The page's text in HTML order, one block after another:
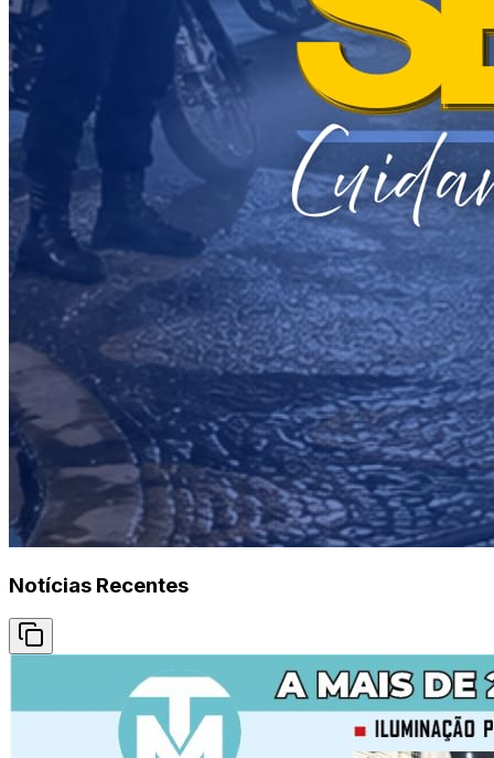
Notícias Recentes